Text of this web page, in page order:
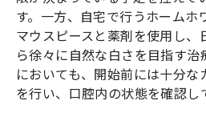
す。一方、自宅で行うホームホ
マウスピースと薬剤を使用し、
ら徐々に自然な白さを目指す
においても、開始前には十分
を行い、口腔内の状態を確認し